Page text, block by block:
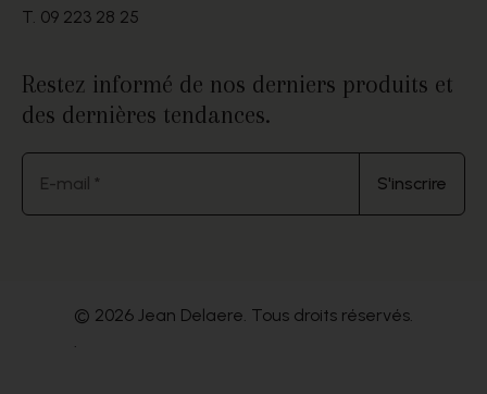
T. 09 223 28 25
Restez informé de nos derniers produits et
des dernières tendances.
E-mail * S'inscrire
© 2026 Jean Delaere. Tous droits réservés.
.